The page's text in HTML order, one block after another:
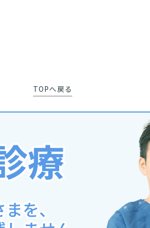
お問い合わせ
TOPへ戻る